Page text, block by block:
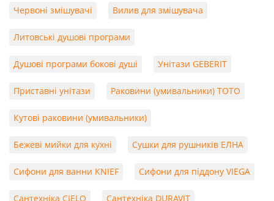
Червоні змішувачі Вилив для змішувача
Литовські душові програми
Душові програми бокові душі Унітази GEBERIT
Приставні унітази Раковини (умивальники) TOTO
Кутові раковини (умивальники)
Бежеві мийки для кухні Сушки для рушників ЕЛНА
Сифони для ванни KNIEF Сифони для піддону VIEGA
Сантехніка CIELO Сантехніка DURAVIT